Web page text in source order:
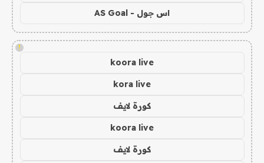
اس جول - AS Goal
!
koora live
kora live
كورة لايف
koora live
كورة لايف